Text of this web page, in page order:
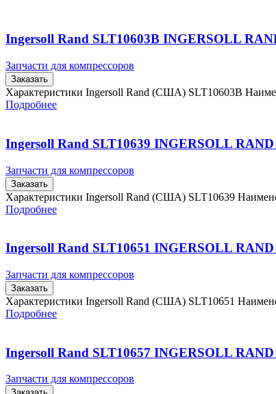
Ingersoll Rand SLT10603B INGERSOLL
Запчасти для компрессоров
Заказать
Характеристики Ingersoll Rand (США) SLT10603B
Подробнее
Ingersoll Rand SLT10639 INGERSOLL RAND
Запчасти для компрессоров
Заказать
Характеристики Ingersoll Rand (США) SLT10639
Подробнее
Ingersoll Rand SLT10651 INGERSOLL RAND
Запчасти для компрессоров
Заказать
Характеристики Ingersoll Rand (США) SLT10651
Подробнее
Ingersoll Rand SLT10657 INGERSOLL RAND
Запчасти для компрессоров